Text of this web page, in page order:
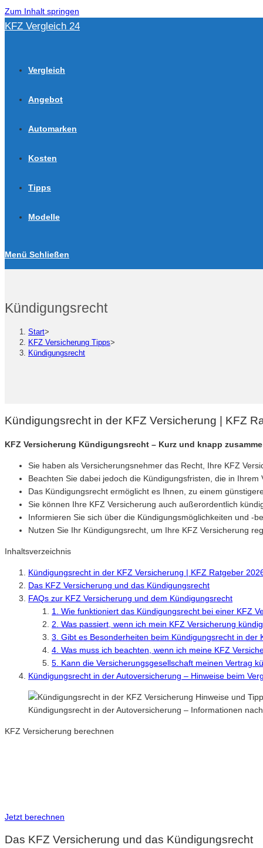
Zum Inhalt springen
KFZ Vergleich 24
Vergleich
Angebot
Automarken
Kosten
Tipps
Modelle
Menü Schließen
Kündigungsrecht
Start>
KFZ Versicherung Tipps>
Kündigungsrecht
Kündigungsrecht in der KFZ Versicherung | KFZ
KFZ Versicherung Kündigungsrecht – Kurz und knapp
Sie haben als Versicherungsnehmer das Recht, Ihre KFZ
Beachten Sie dabei jedoch die Kündigungsfristen, die in Ihrem
Das Kündigungsrecht ermöglicht es Ihnen, zu einem
Sie können Ihre KFZ Versicherung auch außerordentlich
Informieren Sie sich über die Kündigungsmöglichkeiten und -
Nutzen Sie Ihr Kündigungsrecht, um Ihre KFZ Versicherung
Inhaltsverzeichnis
Kündigungsrecht in der KFZ Versicherung | KFZ Ratgeber
Das KFZ Versicherung und das Kündigungsrecht
FAQs zur KFZ Versicherung und dem Kündigungsrecht
1. Wie funktioniert das Kündigungsrecht bei einer KFZ
2. Was passiert, wenn ich mein KFZ Versicherung
3. Gibt es Besonderheiten beim Kündigungsrecht in der
4. Was muss ich beachten, wenn ich meine KFZ
5. Kann die Versicherungsgesellschaft meinen Vertrag
Kündigungsrecht in der Autoversicherung – Hinweise beim
Kündigungsrecht in der Autoversicherung – Informationen
KFZ Versicherung berechnen
Jetzt berechnen
Das KFZ Versicherung und das Kündigungsrecht